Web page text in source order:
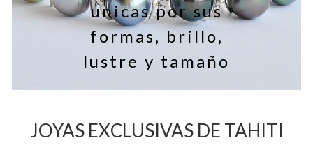
unicas por sus
formas, brillo,
lustre y tamaño
JOYAS EXCLUSIVAS DE TAHITI